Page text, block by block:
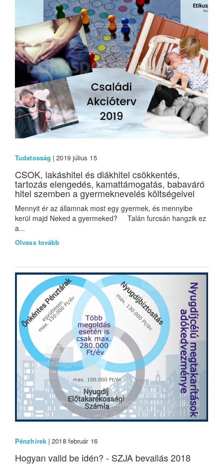
Tudatosság | 2019 július 15
CSOK, lakáshitel és diákhitel csökkentés,
tartozás elengedés, kamattámogatás, babaváró
hitel szemben a gyermeknevelés költségeivel
Mennyit ér az államnak most egy gyermek, és mennyibe
kerül majd Neked a gyermeked? Talán furcsán hangzik ez
a...
Olvass tovább
Pénzhírek| 2018 február 16
Hogyan valld be idén? - SZJA bevallás 2018